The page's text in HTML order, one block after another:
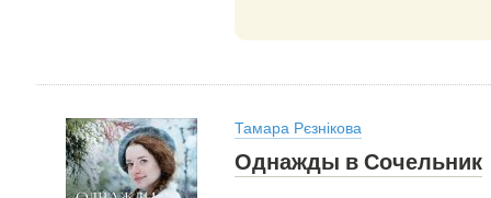
Тамара Рєзнікова
Однажды в Сочельник